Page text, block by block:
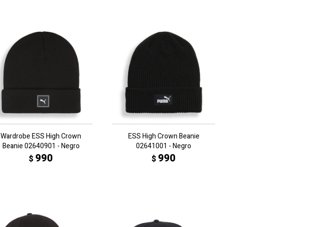
Wardrobe ESS High Crown
Beanie 02640901 - Negro
$ 990
ESS High Crown Beanie
02641001 - Negro
$ 990